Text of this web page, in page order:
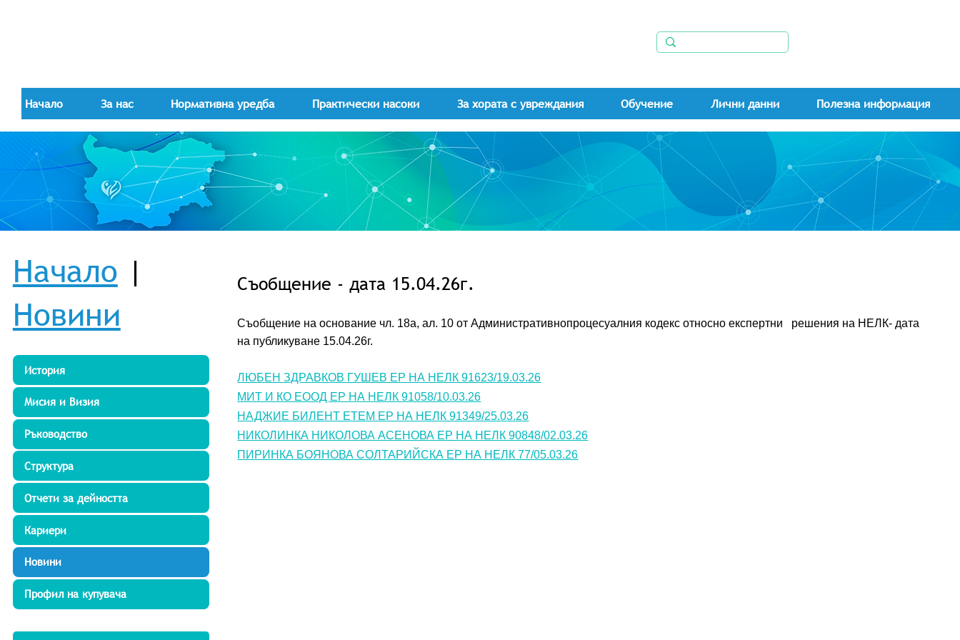
Начало За нас Нормативна уредба Практически насоки За хората с увреждания Обучение Лични данни Полезна информация
История
Мисия и Визия
Ръководство
Структура
Отчети за дейността
Кариери
Новини
Профил на купувача
Начало |
Новини
Съобщениe - дата 15.04.26г.
Съобщение на основание чл. 18а, ал. 10 от Административнопроцесуалния кодекс относно експертни   решения на НЕЛК- дата
на публикуване 15.04.26г.
ЛЮБЕН ЗДРАВКОВ ГУШЕВ ЕР НА НЕЛК 91623/19.03.26
МИТ И КО ЕООД ЕР НА НЕЛК 91058/10.03.26
НАДЖИЕ БИЛЕНТ ЕТЕМ ЕР НА НЕЛК 91349/25.03.26
НИКОЛИНКА НИКОЛОВА АСЕНОВА ЕР НА НЕЛК 90848/02.03.26
ПИРИНКА БОЯНОВА СОЛТАРИЙСКА ЕР НА НЕЛК 77/05.03.26